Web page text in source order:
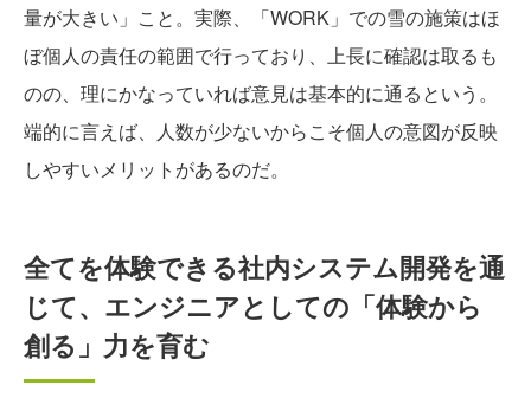
量が大きい」こと。実際、「WORK」での雪の施策はほ
ぼ個人の責任の範囲で行っており、上長に確認は取るも
のの、理にかなっていれば意見は基本的に通るという。
端的に言えば、人数が少ないからこそ個人の意図が反映
しやすいメリットがあるのだ。
全てを体験できる社内システム開発を通
じて、エンジニアとしての「体験から
創る」力を育む